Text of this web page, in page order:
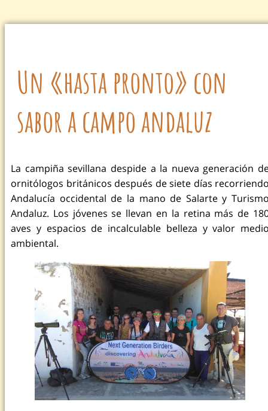
Un «hasta pronto» con
sabor a campo andaluz
La campiña sevillana despide a la nueva generación
ornitólogos británicos después de siete días
Andalucía occidental de la mano de Salarte y
Andaluz. Los jóvenes se llevan en la retina más de
aves y espacios de incalculable belleza y valor
ambiental.